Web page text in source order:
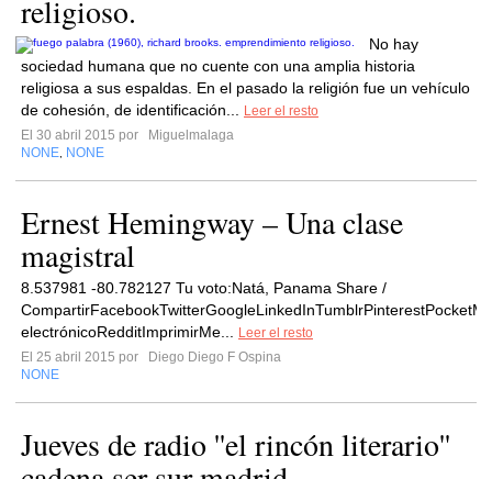
religioso.
No hay
sociedad humana que no cuente con una amplia historia
religiosa a sus espaldas. En el pasado la religión fue un vehículo
de cohesión, de identificación...
Leer el resto
El 30 abril 2015 por
Miguelmalaga
NONE NONE
Ernest Hemingway – Una clase
magistral
8.537981 -80.782127 Tu voto:Natá, Panama Share /
electrónicoRedditImprimirMe...
Leer el resto
El 25 abril 2015 por
Diego Diego F Ospina
NONE
Jueves de radio ''el rincón literario''